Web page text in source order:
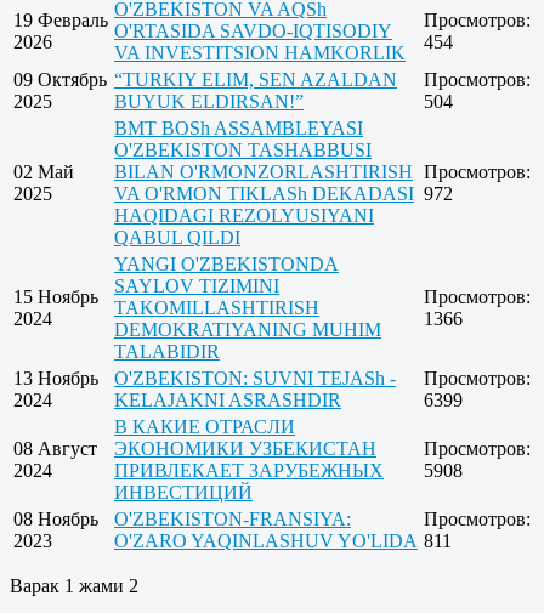
19 Февраль
2026
O'ZBEKISTON VA AQSh
O'RTASIDA SAVDO-IQTISODIY
VA INVESTITSION HAMKORLIK
Просмотров:
454
09 Октябрь
2025
“TURKIY ELIM, SEN AZALDAN
BUYUK ELDIRSAN!”
Просмотров:
504
02 Май
2025
BMT BOSh ASSAMBLEYASI
O'ZBEKISTON TASHABBUSI
BILAN O'RMONZORLASHTIRISH
VA O'RMON TIKLASh DEKADASI
HAQIDAGI REZOLYUSIYANI
QABUL QILDI
Просмотров:
972
15 Ноябрь
2024
YANGI O'ZBEKISTONDA
SAYLOV TIZIMINI
TAKOMILLASHTIRISH
DEMOKRATIYANING MUHIM
TALABIDIR
Просмотров:
1366
13 Ноябрь
2024
O'ZBEKISTON: SUVNI TEJASh -
KELAJAKNI ASRASHDIR
Просмотров:
6399
08 Август
2024
В КАКИЕ ОТРАСЛИ
ЭКОНОМИКИ УЗБЕКИСТАН
ПРИВЛЕКАЕТ ЗАРУБЕЖНЫХ
ИНВЕСТИЦИЙ
Просмотров:
5908
08 Ноябрь
2023
O'ZBEKISTON-FRANSIYA:
O'ZARO YAQINLASHUV YO'LIDA
Просмотров:
811
Варак 1 жами 2